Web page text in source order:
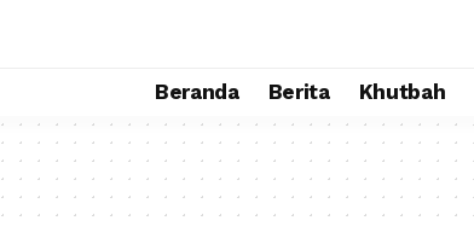
Beranda Berita Khutbah